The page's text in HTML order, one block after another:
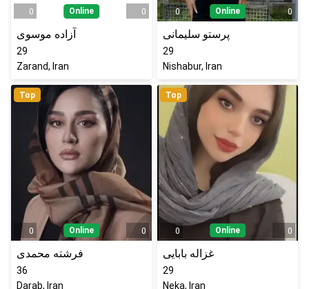
0 Online 0
آزاده موسوی
29
Zarand, Iran
0 Online 0
پرستو سلیمانی
29
Nishabur, Iran
Top
0 Online 0
فرشته محمدی
36
Darab, Iran
Top
0 Online 0
غزاله بابایی
29
Neka, Iran